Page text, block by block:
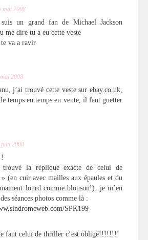
mai 2008
un grand fan de Michael Jackson
me dire tu a eu cette veste
va a ravir
2008
j’ai trouvé cette veste sur ebay.co.uk,
temps en temps en vente, il faut guetter
juin 2008
la réplique exacte de celui de
(en cuir avec mailles aux épaules et du
lourd comme blouson!). je m’en
séances photos comme là :
SPK199
faut celui de thriller c’est obligé!!!!!!!!